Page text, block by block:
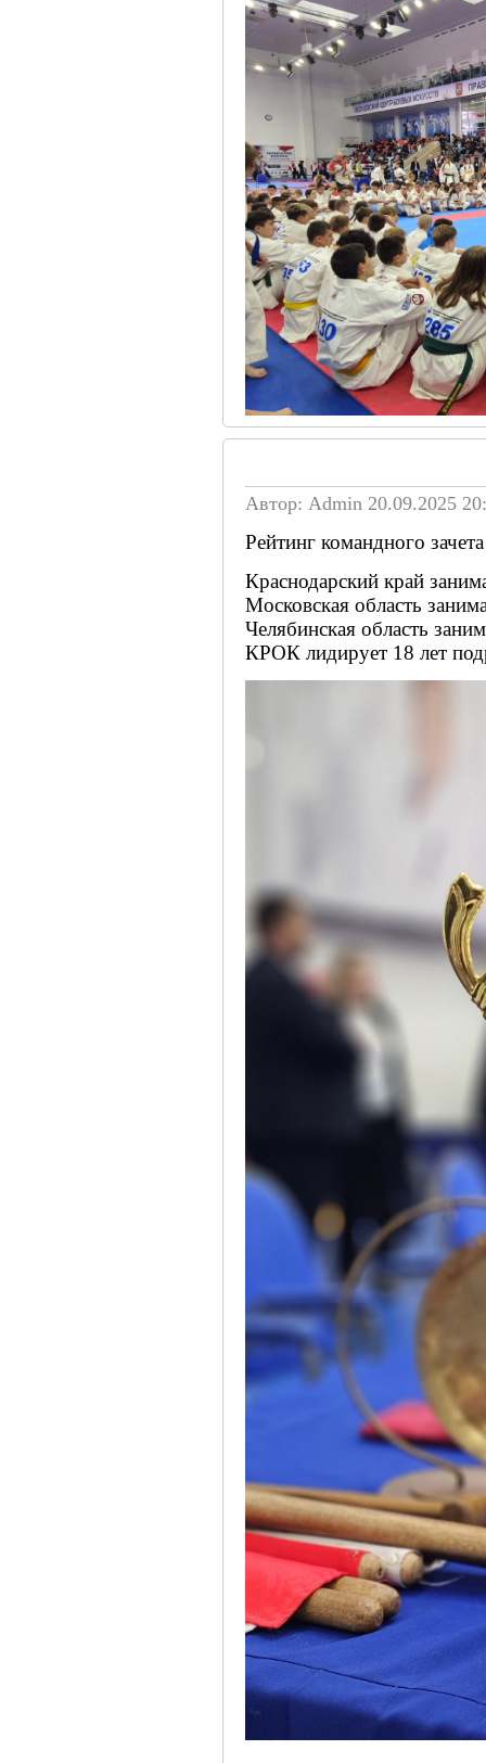
Автор: Admin 20.09.2025
Рейтинг командного
Краснодарский край
Московская область
Челябинская область
КРОК лидирует 18 лет